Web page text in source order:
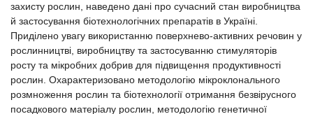
захисту рослин, наведено дані про сучасний стан виробництва
й застосування біотехнологічних препаратів в Україні.
Приділено увагу використанню поверхнево-активних речовин у
рослинництві, виробництву та застосуванню стимуляторів
росту та мікробних добрив для підвищення продуктивності
рослин. Охарактеризовано методологію мікроклонального
розмноження рослин та біотехнології отримання безвірусного
посадкового матеріалу рослин, методологію генетичної